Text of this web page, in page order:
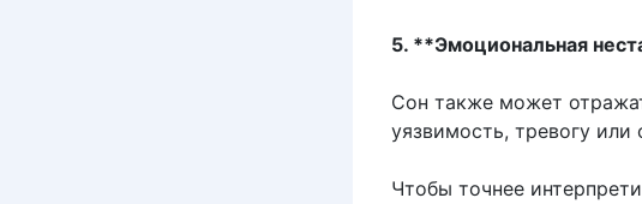
5. **Эмоциональная
Сон также может
уязвимость, тревогу или
Чтобы точнее